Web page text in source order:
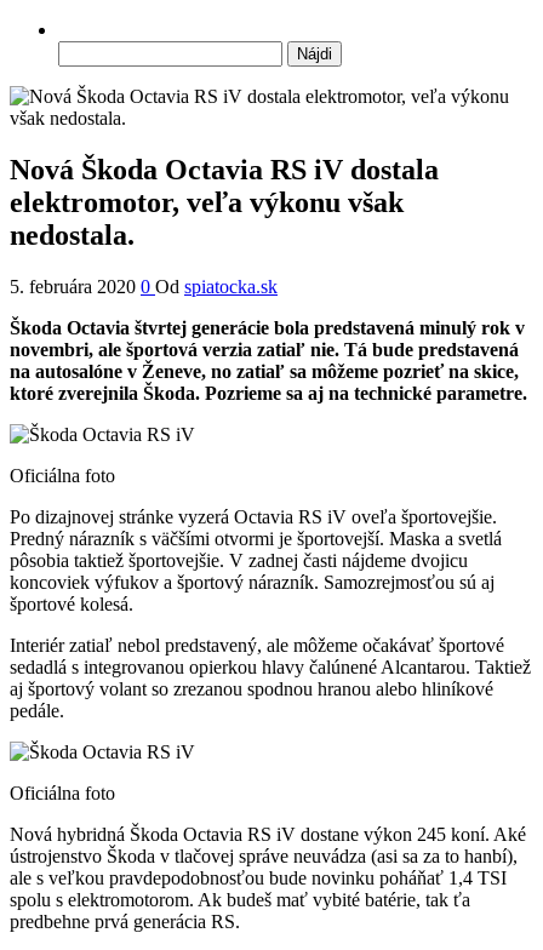
Nová Škoda Octavia RS iV dostala
elektromotor, veľa výkonu však
nedostala.
5. februára 2020 0 Od spiatocka.sk
Škoda Octavia štvrtej generácie bola predstavená minulý rok v
novembri, ale športová verzia zatiaľ nie. Tá bude predstavená
na autosalóne v Ženeve, no zatiaľ sa môžeme pozrieť na skice,
ktoré zverejnila Škoda. Pozrieme sa aj na technické parametre.
Oficiálna foto
Po dizajnovej stránke vyzerá Octavia RS iV oveľa športovejšie.
Predný nárazník s väčšími otvormi je športovejší. Maska a svetlá
pôsobia taktiež športovejšie. V zadnej časti nájdeme dvojicu
koncoviek výfukov a športový nárazník. Samozrejmosťou sú aj
športové kolesá.
Interiér zatiaľ nebol predstavený, ale môžeme očakávať športové
sedadlá s integrovanou opierkou hlavy čalúnené Alcantarou. Taktiež
aj športový volant so zrezanou spodnou hranou alebo hliníkové
pedále.
Oficiálna foto
Nová hybridná Škoda Octavia RS iV dostane výkon 245 koní. Aké
ústrojenstvo Škoda v tlačovej správe neuvádza (asi sa za to hanbí),
ale s veľkou pravdepodobnosťou bude novinku poháňať 1,4 TSI
spolu s elektromotorom. Ak budeš mať vybité batérie, tak ťa
predbehne prvá generácia RS.